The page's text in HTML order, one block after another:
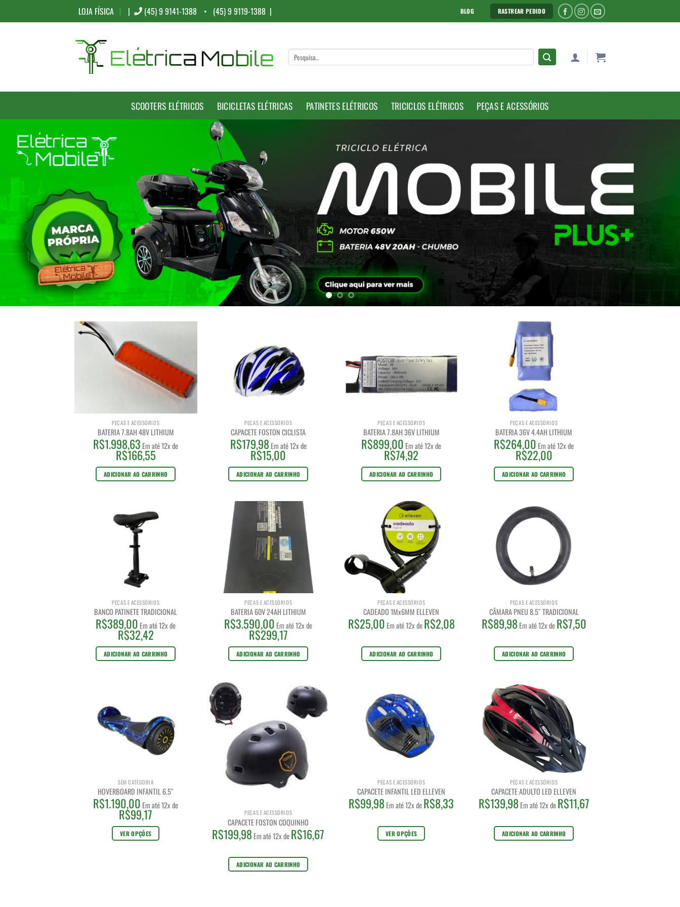
LOJA FÍSICA | (45) 9 9141-1388 • (45) 9 9119-1388 | BLOG RASTREAR PEDIDO
Pesquisar
por:
SCOOTERS ELÉTRICOS BICICLETAS ELÉTRICAS PATINETES ELÉTRICOS TRICICLOS ELÉTRICOS PEÇAS E ACESSÓRIOS
PEÇAS E ACESSÓRIOS
BATERIA 7.8AH 48V LITHIUM
R$1.998,63 Em até 12x de
R$166,55
ADICIONAR AO CARRINHO
PEÇAS E ACESSÓRIOS
CAPACETE FOSTON CICLISTA
R$179,98 Em até 12x de
R$15,00
ADICIONAR AO CARRINHO
PEÇAS E ACESSÓRIOS
BATERIA 7.8AH 36V LITHIUM
R$899,00 Em até 12x de
R$74,92
ADICIONAR AO CARRINHO
PEÇAS E ACESSÓRIOS
BATERIA 36V 4.4AH LITHIUM
R$264,00 Em até 12x de
R$22,00
ADICIONAR AO CARRINHO
PEÇAS E ACESSÓRIOS
BANCO PATINETE TRADICIONAL
R$389,00 Em até 12x de
R$32,42
ADICIONAR AO CARRINHO
PEÇAS E ACESSÓRIOS
BATERIA 60V 24AH LITHIUM
R$3.590,00 Em até 12x de
R$299,17
ADICIONAR AO CARRINHO
PEÇAS E ACESSÓRIOS
CADEADO 1Mx6MM ELLEVEN
R$25,00 Em até 12x deR$2,08
ADICIONAR AO CARRINHO
PEÇAS E ACESSÓRIOS
CÂMARA PNEU 8.5″ TRADICIONAL
R$89,98 Em até 12x deR$7,50
ADICIONAR AO CARRINHO
SEM CATEGORIA
HOVERBOARD INFANTIL 6.5″
R$1.190,00 Em até 12x de
R$99,17
VER OPÇÕES
PEÇAS E ACESSÓRIOS
CAPACETE FOSTON COQUINHO
R$199,98 Em até 12x deR$16,67
ADICIONAR AO CARRINHO
PEÇAS E ACESSÓRIOS
CAPACETE INFANTIL LED ELLEVEN
R$99,98 Em até 12x deR$8,33
VER OPÇÕES
PEÇAS E ACESSÓRIOS
CAPACETE ADULTO LED ELLEVEN
R$139,98 Em até 12x deR$11,67
ADICIONAR AO CARRINHO